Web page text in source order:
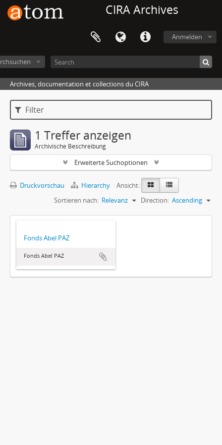
CIRA Archives
Anmelden
Archives, documentation et collections du CIRA
Filter
1 Treffer anzeigen
Archivische Beschreibung
Erweiterte Suchoptionen
Druckvorschau Hierarchy
Ansicht:
Sortieren nach: Relevanz Direction: Ascending
Fonds Abel PAZ
Fonds Abel PAZ